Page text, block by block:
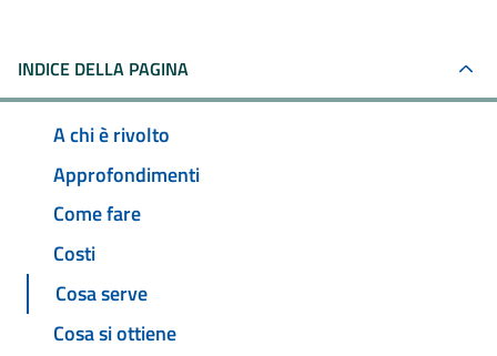
INDICE DELLA PAGINA
A chi è rivolto
Approfondimenti
Come fare
Costi
Cosa serve
Cosa si ottiene